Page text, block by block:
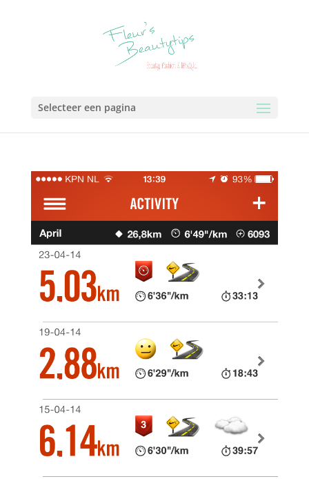
Selecteer een pagina